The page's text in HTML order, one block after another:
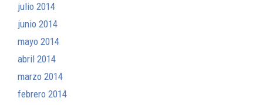
julio 2014
junio 2014
mayo 2014
abril 2014
marzo 2014
febrero 2014